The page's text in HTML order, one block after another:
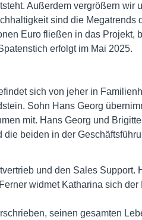
Außerdem vergrößern wir
sind die Megatrends
Euro fließen in das Projekt,
erfolgt im Mai 2025.
sich von jeher in
Sohn Hans Georg
mit. Hans Georg und
beiden in der
und den Sales Support.
widmet Katharina sich
seinen gesamten